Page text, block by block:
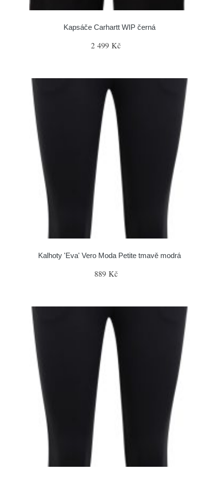
Kapsáče Carhartt WIP černá
2 499 Kč
Kalhoty 'Eva' Vero Moda Petite tmavě modrá
889 Kč